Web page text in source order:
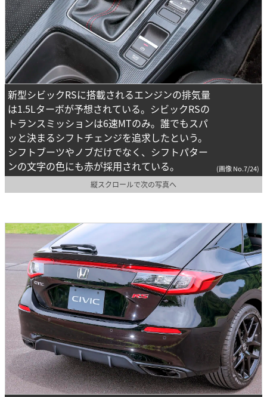
新型シビックRSに搭載されるエンジンの排気量
は1.5Lターボが予想されている。シビックRSの
トランスミッションは6速MTのみ。誰でもスパ
ッと決まるシフトチェンジを追求したという。
シフトブーツやノブだけでなく、シフトパター
ンの文字の色にも赤が採用されている。
(画像 No.7/24)
縦スクロールで次の写真へ